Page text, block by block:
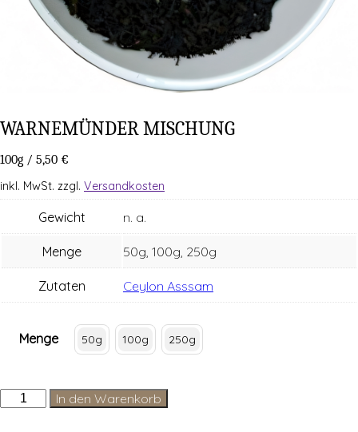
WAR­NE­MÜN­DER MISCHUNG
100g / 5,50 €
inkl. MwSt. zzgl. Versandkosten
Gewicht n. a.
Menge 50g, 100g, 250g
Zutaten Ceylon Asssam
Menge 50g 100g 250g
Warnemünder
Mischung
In den Warenkorb